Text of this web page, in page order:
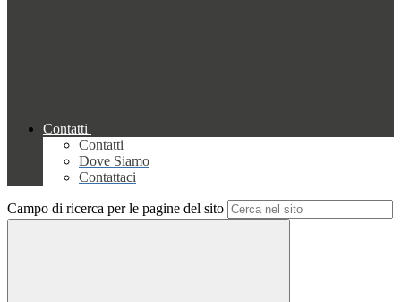
Contatti
Contatti
Dove Siamo
Contattaci
Campo di ricerca per le pagine del sito